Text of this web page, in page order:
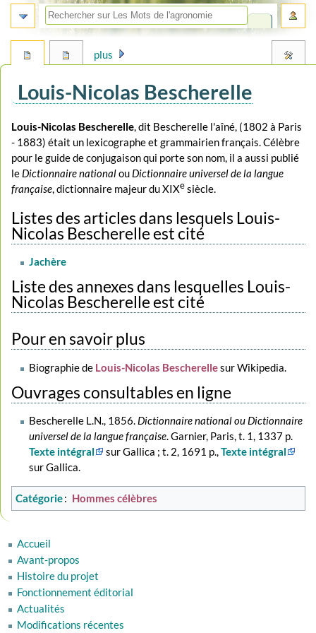
Louis-Nicolas Bescherelle
Aller
à
la
navigation
Aller
à
la
recherche
Louis-Nicolas Bescherelle, dit Bescherelle l'aîné, (1802 à Paris
- 1883) était un lexicographe et grammairien français. Célèbre
pour le guide de conjugaison qui porte son nom, il a aussi publié
le Dictionnaire nationalou Dictionnaire universel de la langue
française, dictionnaire majeur du XIXesiècle.
Listes des articles dans lesquels Louis-
Nicolas Bescherelle est cité
Jachère
Liste des annexes dans lesquelles Louis-
Nicolas Bescherelle est cité
Pour en savoir plus
Biographie de Louis-Nicolas Bescherellesur Wikipedia.
Ouvrages consultables en ligne
Bescherelle L.N., 1856. Dictionnaire national ou Dictionnaire
universel de la langue française. Garnier, Paris, t. 1, 1337 p.
Texte intégral
sur Gallica ; t. 2, 1691 p.,Texte intégral
sur Gallica.
Catégorie: Hommes célèbres
plus
Accueil
Avant-propos
Histoire du projet
Fonctionnement éditorial
Actualités
Modifications récentes